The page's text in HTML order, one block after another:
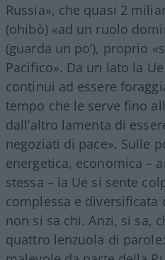
Russia», che quasi 2
(ohibò) «ad un ruolo
(guarda un po’), proprio
Pacifico». Da un lato la
continui ad essere
tempo che le serve fino
dall’altro lamenta di
negoziati di pace». Sulle
energetica, economica –
stessa – la Ue si sente
complessa e diversificata
non si sa chi. Anzi, si sa,
quattro lenzuola di